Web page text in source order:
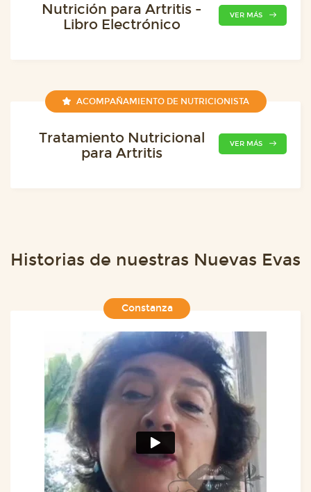
Nutrición para Artritis -
Libro Electrónico
VER MÁS
ACOMPAÑAMIENTO DE NUTRICIONISTA
Tratamiento Nutricional
para Artritis
VER MÁS
Historias de nuestras Nuevas Evas
Constanza